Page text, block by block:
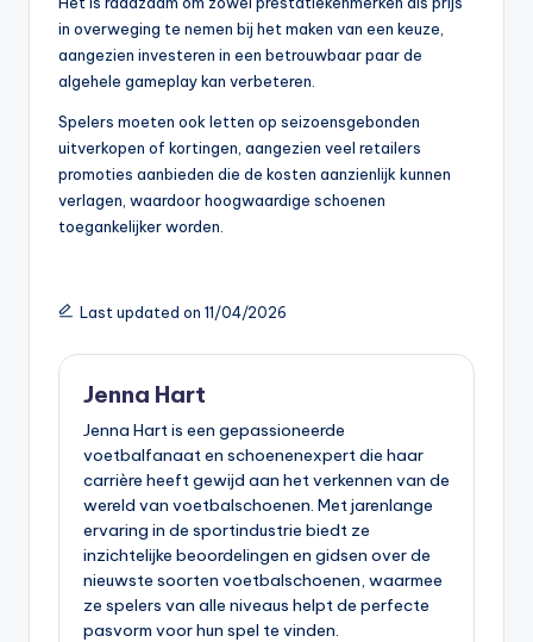
in overweging te nemen bij het maken van een keuze,
aangezien investeren in een betrouwbaar paar de
algehele gameplay kan verbeteren.
Spelers moeten ook letten op seizoensgebonden
uitverkopen of kortingen, aangezien veel retailers
promoties aanbieden die de kosten aanzienlijk kunnen
verlagen, waardoor hoogwaardige schoenen
toegankelijker worden.
Last updated on 11/04/2026
Jenna Hart
Jenna Hart is een gepassioneerde
voetbalfanaat en schoenenexpert die haar
carrière heeft gewijd aan het verkennen van de
wereld van voetbalschoenen. Met jarenlange
ervaring in de sportindustrie biedt ze
inzichtelijke beoordelingen en gidsen over de
nieuwste soorten voetbalschoenen, waarmee
ze spelers van alle niveaus helpt de perfecte
pasvorm voor hun spel te vinden.